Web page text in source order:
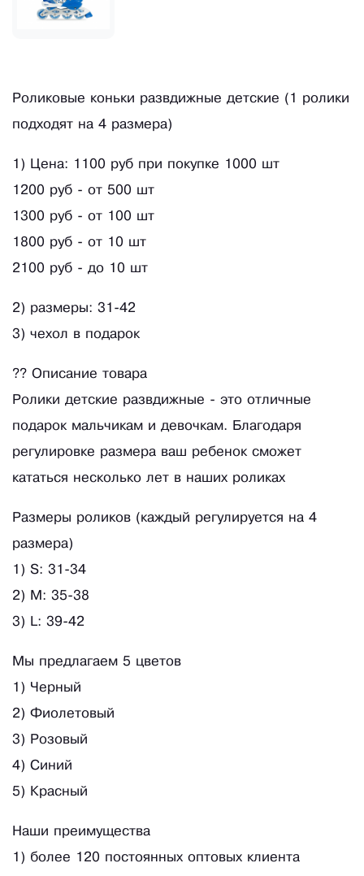
Роликовые коньки развдижные детские (1 ролики
подходят на 4 размера)
1) Цена: 1100 руб при покупке 1000 шт
1200 руб - от 500 шт
1300 руб - от 100 шт
1800 руб - от 10 шт
2100 руб - до 10 шт
2) размеры: 31-42
3) чехол в подарок
?? Описание товара
Ролики детские развдижные - это отличные
подарок мальчикам и девочкам. Благодаря
регулировке размера ваш ребенок сможет
кататься несколько лет в наших роликах
Размеры роликов (каждый регулируется на 4
размера)
1) S: 31-34
2) M: 35-38
3) L: 39-42
Мы предлагаем 5 цветов
1) Черный
2) Фиолетовый
3) Розовый
4) Синий
5) Красный
Наши преимущества
1) более 120 постоянных оптовых клиента